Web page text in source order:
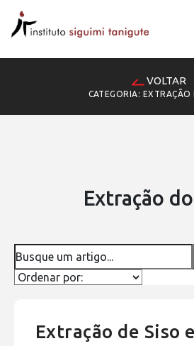
VOLTAR
CATEGORIA: EXTRAÇÃO
Extração
Extração de Siso